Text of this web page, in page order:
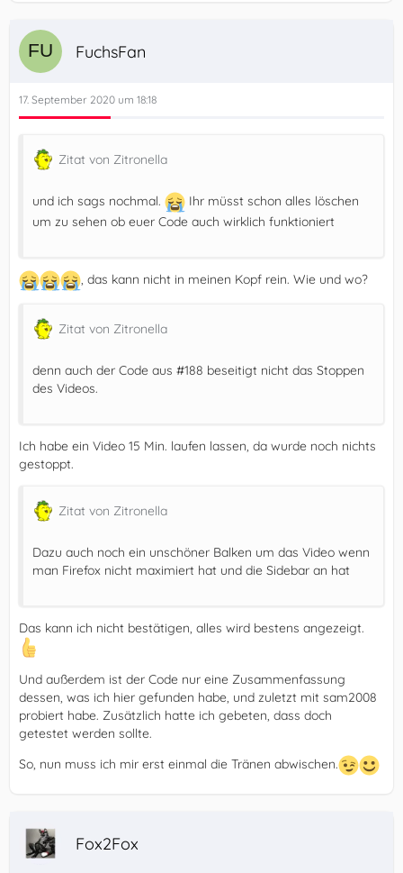
FuchsFan
17. September 2020 um 18:18
Zitat von Zitronella
und ich sags nochmal.
Ihr müsst schon alles löschen
um zu sehen ob euer Code auch wirklich funktioniert
, das kann nicht in meinen Kopf rein. Wie und wo?
Zitat von Zitronella
denn auch der Code aus #188 beseitigt nicht das Stoppen
des Videos.
Ich habe ein Video 15 Min. laufen lassen, da wurde noch nichts
gestoppt.
Zitat von Zitronella
Dazu auch noch ein unschöner Balken um das Video wenn
man Firefox nicht maximiert hat und die Sidebar an hat
Das kann ich nicht bestätigen, alles wird bestens angezeigt.
Und außerdem ist der Code nur eine Zusammenfassung
dessen, was ich hier gefunden habe, und zuletzt mit sam2008
probiert habe. Zusätzlich hatte ich gebeten, dass doch
getestet werden sollte.
So, nun muss ich mir erst einmal die Tränen abwischen.
Fox2Fox